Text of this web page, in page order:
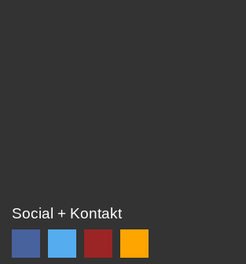
Social + Kontakt